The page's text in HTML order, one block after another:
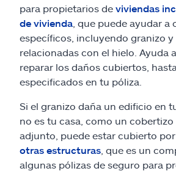
para propietarios de viviendas
de vivienda , que puede ayudar
específicos, incluyendo granizo
relacionadas con el hielo. Ayuda
reparar los daños cubiertos,
especificados en tu póliza.
Si el granizo daña un edificio en
no es tu casa, como un
adjunto, puede estar cubierto
otras estructuras , que es un
algunas pólizas de seguro para